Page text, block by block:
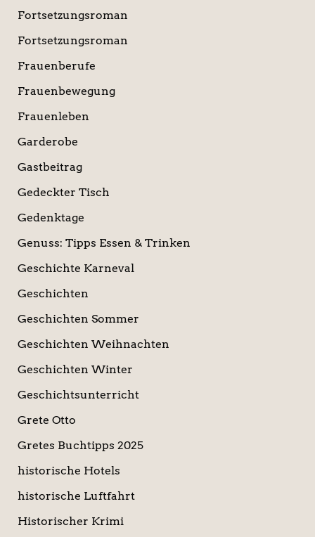
Fortsetzungsroman
Fortsetzungsroman
Frauenberufe
Frauenbewegung
Frauenleben
Garderobe
Gastbeitrag
Gedeckter Tisch
Gedenktage
Genuss: Tipps Essen & Trinken
Geschichte Karneval
Geschichten
Geschichten Sommer
Geschichten Weihnachten
Geschichten Winter
Geschichtsunterricht
Grete Otto
Gretes Buchtipps 2025
historische Hotels
historische Luftfahrt
Historischer Krimi